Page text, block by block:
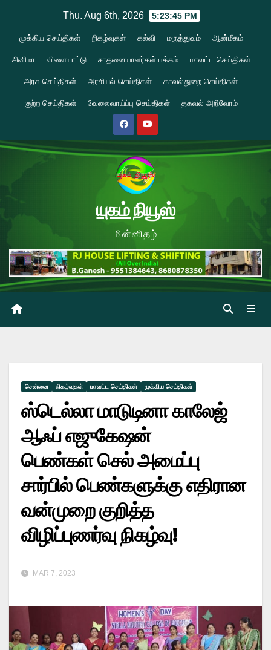
content
Thu. Aug 6th, 2026 5:23:46 PM
முக்கிய செய்திகள் நிகழ்வுகள் கல்வி மருத்துவம் ஆன்மீகம்
சினிமா விளையாட்டு சாதனையாளர்கள் பக்கம் மாவட்ட செய்திகள்
அரசு செய்திகள் அரசியல் செய்திகள் காவல்துறை செய்திகள்
குற்ற செய்திகள் வேலைவாய்ப்பு செய்திகள் தகவல் அறிவோம்
யுகம் நியூஸ்
மின்னிதழ்
சென்னை நிகழ்வுகள் மாவட்ட செய்திகள் முக்கிய செய்திகள்
ஸ்டெல்லா மாடுடினா காலேஜ்
ஆஃப் எஜுகேஷன்
பெண்கள் செல் அமைப்பு
சார்பில் பெண்களுக்கு எதிரான
வன்முறை குறித்த
விழிப்புணர்வு நிகழ்வு!
MAR 7, 2023